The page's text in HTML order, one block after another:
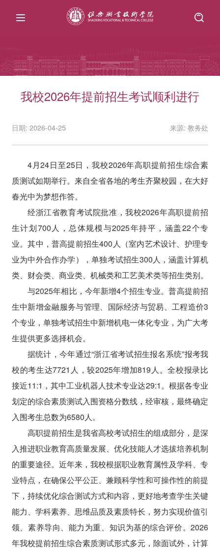
我校2026年提前招生考试顺利进行
日期: 2026-04-25 来源: 教务处
4月24日至25日，我校2026年高职提前招生综合素
质测试如期举行。来自全省各地的考生齐聚校园，在大好
春光中为梦想作答。
经浙江省教育考试院批准，我校2026年高职提前招
生计划700人，总体规模与2025年持平，涵盖22个专
业。其中，普高提前招生400人（室内艺术设计、护理专
业为中外合作办学），单独考试招生300人，涵盖计算机
类、财会类、商业类、机械类和工艺美术类等招生类别。
与2025年相比，今年新增4个招生专业。普高提前招
生中新增金融服务与管理、国际经济与贸易、工程造价3
个专业，单独考试招生中新增机电一体化专业，为广大考
生提供更多选择机会。
据统计，今年通过“浙江省考试招生报名系统”报考我
校的考生达7721人，较2025年增加819人。全校报录比
接近11:1，其中工业机器人技术专业达29:1。根据各专业
划定的综合素质测试入围资格分数线，经审核，最终确定
入围考生总数为6580人。
高职提前招生是我省高校考试招生的组成部分，是深
入推进职业教育高质量发展、优化技能人才选拔培养机制
的重要途径。近年来，我校根据职业教育属性及学科、专
业特点，在确保公平公正、兼顾科学性和可操作性的前提
下，持续优化综合测试方式和内容，更好地考查学生关键
能力、学科素养、思维品质及素质特长，努力实现价值引
领、素养导向、能力为重、知识为基的综合评价。2026
年我校提前招生综合素质测试形式多元，除面试外，计算